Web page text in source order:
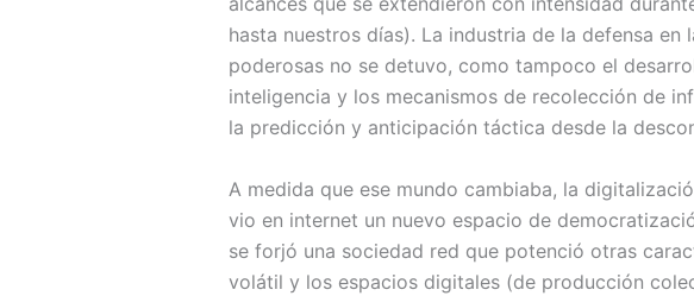
hasta nuestros días). La industria de la defensa en
poderosas no se detuvo, como tampoco el
inteligencia y los mecanismos de recolección de
la predicción y anticipación táctica desde la
A medida que ese mundo cambiaba, la
vio en internet un nuevo espacio de
se forjó una sociedad red que potenció otras
volátil y los espacios digitales (de producción